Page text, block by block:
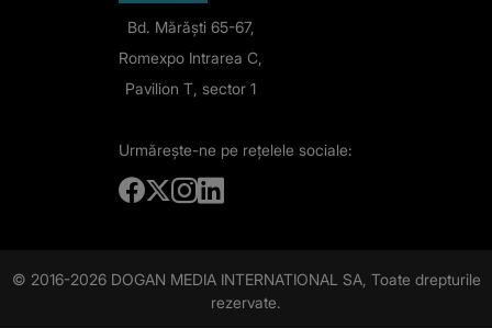
Bd. Mărăști 65-67,
Romexpo Intrarea C,
Pavilion T, sector 1
Urmărește-ne pe rețelele sociale:
© 2016-2026 DOGAN MEDIA INTERNATIONAL SA, Toate drepturile
rezervate.